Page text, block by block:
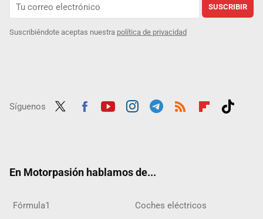
SUSCRIBIR
Suscribiéndote aceptas nuestra política de privacidad
Síguenos
En Motorpasión hablamos de...
Fórmula1 Coches eléctricos